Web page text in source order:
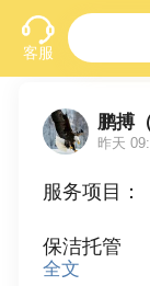
客服
鹏搏
昨天
服务项目：
保洁托管
全文